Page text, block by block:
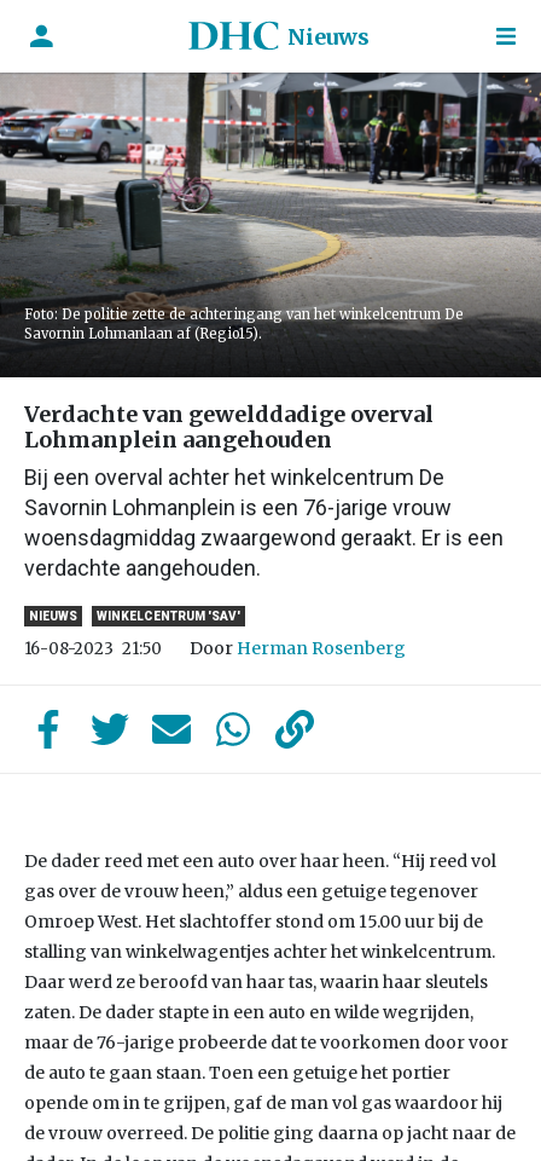
Nieuws
Foto: De politie zette de achteringang van het winkelcentrum De
Savornin Lohmanlaan af (Regio15).
Verdachte van gewelddadige overval
Lohmanplein aangehouden
Bij een overval achter het winkelcentrum De
Savornin Lohmanplein is een 76-jarige vrouw
woensdagmiddag zwaargewond geraakt. Er is een
verdachte aangehouden.
NIEUWS WINKELCENTRUM 'SAV'
16-08-2023 21:50 Door Herman Rosenberg
De dader reed met een auto over haar heen. “Hij reed vol
gas over de vrouw heen,” aldus een getuige tegenover
Omroep West. Het slachtoffer stond om 15.00 uur bij de
stalling van winkelwagentjes achter het winkelcentrum.
Daar werd ze beroofd van haar tas, waarin haar sleutels
zaten. De dader stapte in een auto en wilde wegrijden,
maar de 76-jarige probeerde dat te voorkomen door voor
de auto te gaan staan. Toen een getuige het portier
opende om in te grijpen, gaf de man vol gas waardoor hij
de vrouw overreed. De politie ging daarna op jacht naar de